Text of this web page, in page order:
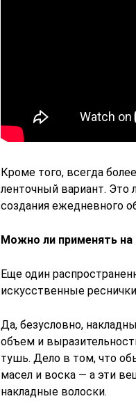
Кроме того, всегда
ленточный вариант. Это
создания ежедневного
Можно ли применять на
Еще один
искусственные
Да, безусловно,
объем и
тушь. Дело в том, что
масел и воска — а эти
накладные волоски.